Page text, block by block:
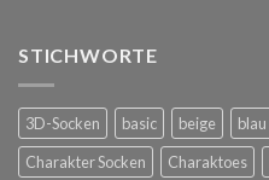
STICHWORTE
3D-Socken basic beige blau
Charakter Socken
Charaktoes